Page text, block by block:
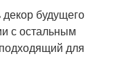
будущего
с остальным
для